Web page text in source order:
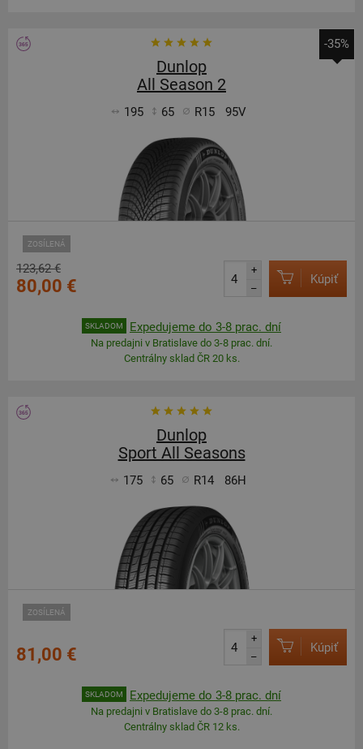
-35%
Dunlop
All Season 2
195 65 R15 95V
ZOSÍLENÁ
123,62 €
80,00 €
+
–
Kúpiť
SKLADOM Expedujeme do 3-8 prac. dní
Na predajni v Bratislave do 3-8 prac. dní.
Centrálny sklad ČR 20 ks.
Dunlop
Sport All Seasons
175 65 R14 86H
ZOSÍLENÁ
81,00 €
+
–
Kúpiť
SKLADOM Expedujeme do 3-8 prac. dní
Na predajni v Bratislave do 3-8 prac. dní.
Centrálny sklad ČR 12 ks.